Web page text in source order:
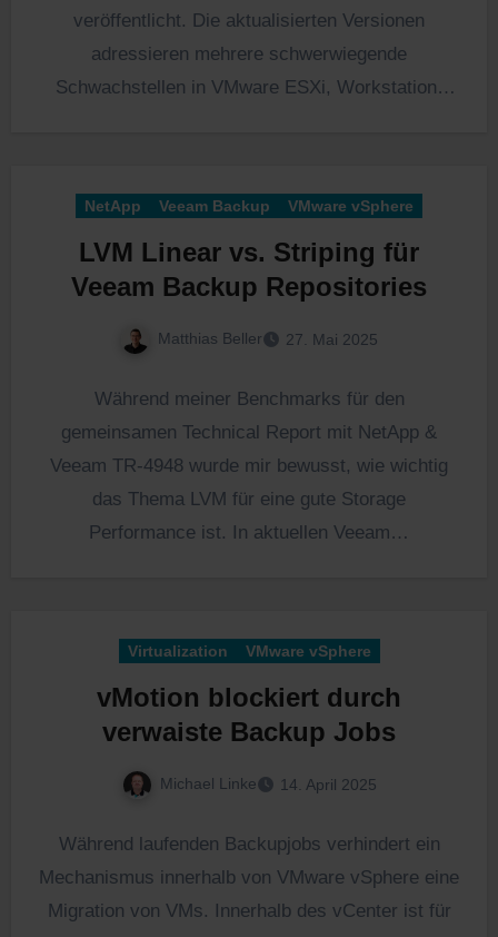
veröffentlicht. Die aktualisierten Versionen
adressieren mehrere schwerwiegende
Schwachstellen in VMware ESXi, Workstation,
NetApp Veeam Backup VMware vSphere
LVM Linear vs. Striping für
Veeam Backup Repositories
Matthias Beller 27. Mai 2025
Während meiner Benchmarks für den
gemeinsamen Technical Report mit NetApp &
Veeam TR-4948 wurde mir bewusst, wie wichtig
das Thema LVM für eine gute Storage
Performance ist. In aktuellen Veeam…
Virtualization VMware vSphere
vMotion blockiert durch
verwaiste Backup Jobs
Michael Linke 14. April 2025
Während laufenden Backupjobs verhindert ein
Mechanismus innerhalb von VMware vSphere eine
Migration von VMs. Innerhalb des vCenter ist für